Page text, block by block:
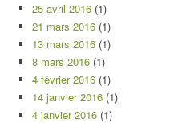
25 avril 2016 (1)
21 mars 2016 (1)
13 mars 2016 (1)
8 mars 2016 (1)
4 février 2016 (1)
14 janvier 2016 (1)
4 janvier 2016 (1)